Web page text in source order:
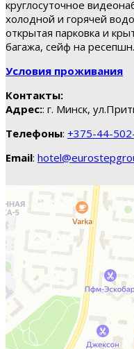
круглосуточное
холодной и горячей
открытая парковка и
багажа, сейф на ресепшн.
Условия проживания
Контакты:
Адрес:: г. Минск,
Телефоны: +375-44-
Email: